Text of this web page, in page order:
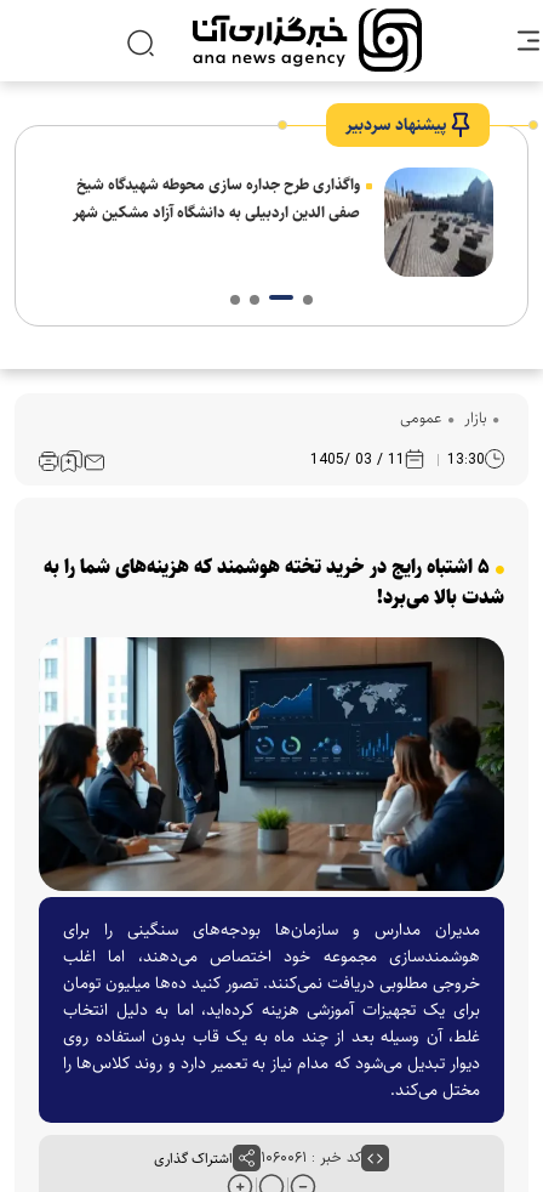
پیشنهاد سردبیر
واگذاری طرح جداره سازی محوطه شهیدگاه شیخ
صفی الدین اردبیلی به دانشگاه آزاد مشکین شهر
بازار عمومی
13:30
11 / 03 /1405
۵ اشتباه رایج در خرید تخته هوشمند که هزینه‌های شما را به
شدت بالا می‌برد!
مدیران مدارس و سازمان‌ها بودجه‌های سنگینی را برای
هوشمندسازی مجموعه خود اختصاص می‌دهند، اما اغلب
خروجی مطلوبی دریافت نمی‌کنند. تصور کنید ده‌ها میلیون تومان
برای یک تجهیزات آموزشی هزینه کرده‌اید، اما به دلیل انتخاب
غلط، آن وسیله بعد از چند ماه به یک قاب بدون استفاده روی
دیوار تبدیل می‌شود که مدام نیاز به تعمیر دارد و روند کلاس‌ها را
مختل می‌کند.
کد خبر : ۱۰۶۰۰۶۱ اشتراک گذاری